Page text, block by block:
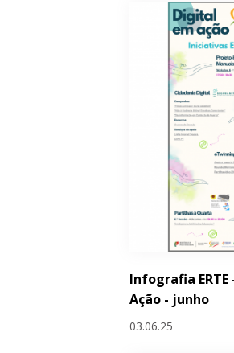
Infografia
Ação - junho
03.06.25